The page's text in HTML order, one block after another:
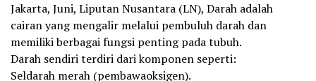
Jakarta, Juni, Liputan Nusantara (LN), Darah adalah
cairan yang mengalir melalui pembuluh darah dan
memiliki berbagai fungsi penting pada tubuh.
Darah sendiri terdiri dari komponen seperti:
Seldarah merah (pembawaoksigen).